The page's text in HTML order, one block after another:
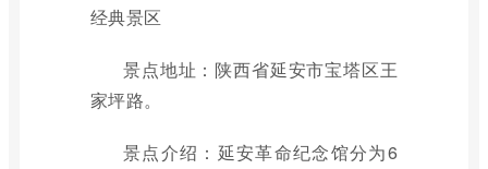
经典景区
景点地址：陕西省延安市宝塔区王
家坪路。
景点介绍：延安革命纪念馆分为6